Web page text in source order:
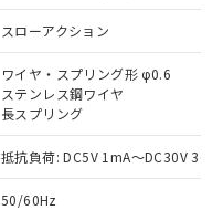
スローアクション
ワイヤ・スプリング形 φ0.6
ステンレス鋼ワイヤ
長スプリング
抵抗負荷: DC5V 1mA～DC30V
50/60Hz